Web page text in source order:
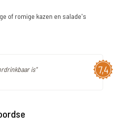
of romige kazen en salade's
7,4
is"